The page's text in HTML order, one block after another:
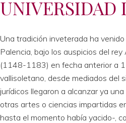
UNIVERSIDAD
Una tradición inveterada ha
Palencia, bajo los auspicios del
(1148-1183) en fecha anterior a
vallisoletano, desde mediados del
jurídicos llegaron a alcanzar ya
otras artes o ciencias impartidas
hasta el momento había yacido-,